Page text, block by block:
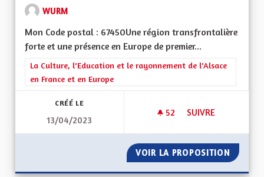
WURM
Mon Code postal : 67450Une région transfrontalière
forte et une présence en Europe de premier...
Filtrer les résultats de la catégorie : La Culture, l'Education et
La Culture, l'Education et le rayonnement de l'Alsace
en France et en Europe
CRÉÉ LE
13/04/2023
52 52 ABONNÉS
SUIVRE
VOIR LA PROPOSITION UNE